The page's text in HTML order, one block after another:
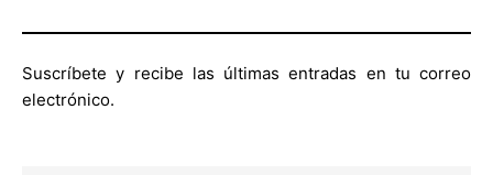
Suscríbete y recibe las últimas entradas en tu correo
electrónico.